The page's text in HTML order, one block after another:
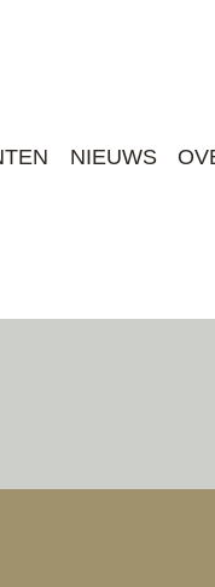
NIEUWS